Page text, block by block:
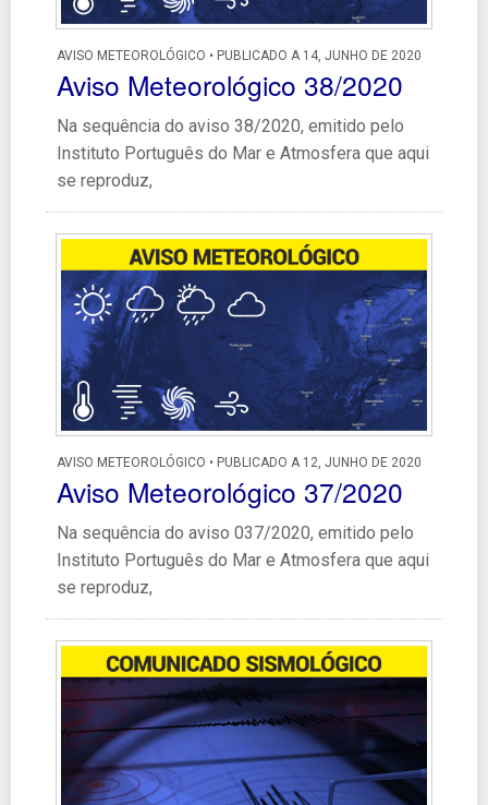
AVISO METEOROLÓGICO • PUBLICADO A 14, JUNHO DE 2020
Aviso Meteorológico 38/2020
Na sequência do aviso 38/2020, emitido pelo
Instituto Português do Mar e Atmosfera que aqui
se reproduz,
AVISO METEOROLÓGICO • PUBLICADO A 12, JUNHO DE 2020
Aviso Meteorológico 37/2020
Na sequência do aviso 037/2020, emitido pelo
Instituto Português do Mar e Atmosfera que aqui
se reproduz,